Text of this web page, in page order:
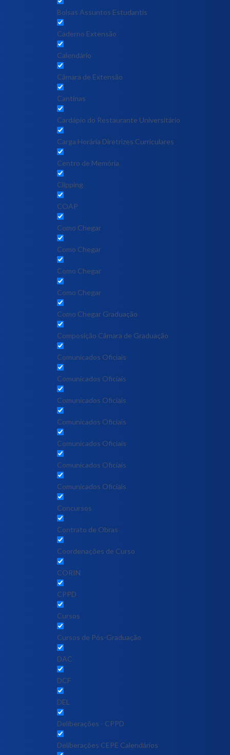
Bolsas Assuntos Estudantis
Caderno Extensão
Calendário
Câmara de Extensão
Cantinas
Cardápio do Restaurante Universitário
Carga Horária Diretrizes Curriculares
Centro de Memória
Clipping
COAP
Como Chegar
Como Chegar
Como Chegar
Como Chegar
Como Chegar Graduação
Composição Câmara de Graduação
Comunicados Oficiais
Comunicados Oficiais
Comunicados Oficiais
Comunicados Oficiais
Comunicados Oficiais
Comunicados Oficiais
Comunicados Oficiais
Concursos
Contrato de Obras
Coordenações de Curso
CORIN
CPPD
Cursos
Cursos de Pós-Graduação
DAC
DCF
DEL
Deliberações - CPPD
Deliberações CEPE Calendários